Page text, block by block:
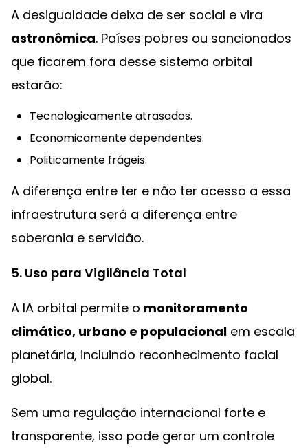
A desigualdade deixa de ser social e vira
astronômica. Países pobres ou sancionados
que ficarem fora desse sistema orbital
estarão:
Tecnologicamente atrasados.
Economicamente dependentes.
Politicamente frágeis.
A diferença entre ter e não ter acesso a essa
infraestrutura será a diferença entre
soberania e servidão.
5. Uso para Vigilância Total
A IA orbital permite o monitoramento
climático, urbano e populacional em escala
planetária, incluindo reconhecimento facial
global.
Sem uma regulação internacional forte e
transparente, isso pode gerar um controle